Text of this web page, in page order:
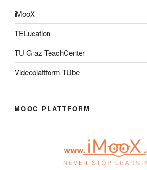
iMooX
TELucation
TU Graz TeachCenter
Videoplattform TUbe
MOOC PLATTFORM